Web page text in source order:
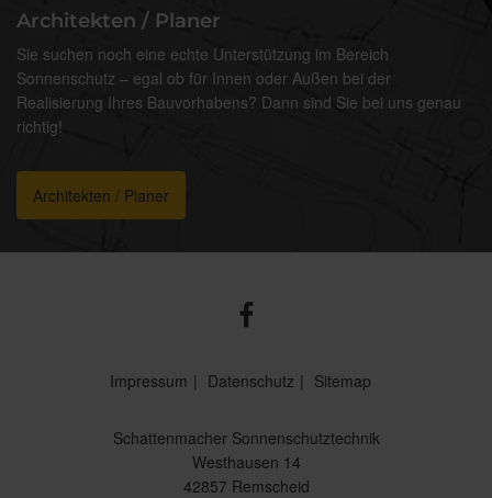
Architekten / Planer
Sie suchen noch eine echte Unterstützung im Bereich
Sonnenschutz – egal ob für Innen oder Außen bei der
Realisierung Ihres Bauvorhabens? Dann sind Sie bei uns genau
richtig!
Architekten / Planer
Impressum Datenschutz Sitemap
Schattenmacher Sonnenschutztechnik
Westhausen 14
42857 Remscheid